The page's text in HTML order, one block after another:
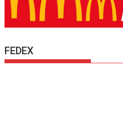
FEDEX